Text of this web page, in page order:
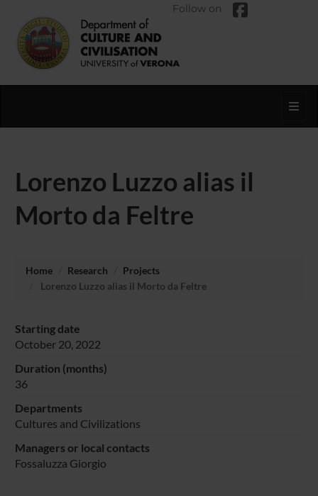
Follow on
Lorenzo Luzzo alias il
Morto da Feltre
Home Research
Projects
Lorenzo Luzzo alias il Morto da Feltre
Starting date
October 20, 2022
Duration (months)
36
Departments
Cultures and Civilizations
Managers or local contacts
Fossaluzza Giorgio